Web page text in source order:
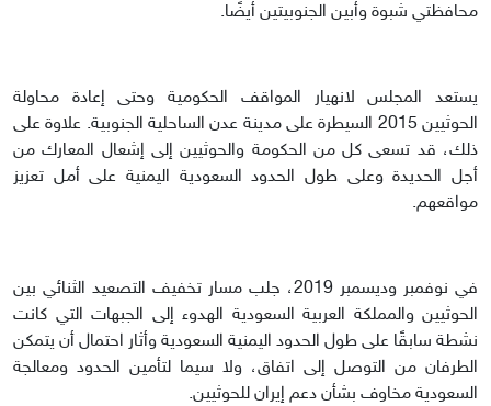
محافظتي شبوة وأبين الجنوبيتين أيضًا.
يستعد المجلس لانهيار المواقف الحكومية وحتى إعادة محاولة
الحوثيين 2015 السيطرة على مدينة عدن الساحلية الجنوبية. علاوة على
ذلك، قد تسعى كل من الحكومة والحوثيين إلى إشعال المعارك من
أجل الحديدة وعلى طول الحدود السعودية اليمنية على أمل تعزيز
مواقعهم.
في نوفمبر وديسمبر 2019، جلب مسار تخفيف التصعيد الثنائي بين
الحوثيين والمملكة العربية السعودية الهدوء إلى الجبهات التي كانت
نشطة سابقًا على طول الحدود اليمنية السعودية وأثار احتمال أن يتمكن
الطرفان من التوصل إلى اتفاق، ولا سيما لتأمين الحدود ومعالجة
السعودية مخاوف بشأن دعم إيران للحوثيين.